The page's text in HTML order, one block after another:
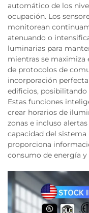
automático de los
ocupación. Los
monitorean
atenuando o
luminarias para
mientras se
de protocolos de
incorporación
edificios,
Estas funciones
crear horarios de
zonas e incluso
capacidad del
proporciona
consumo de energía